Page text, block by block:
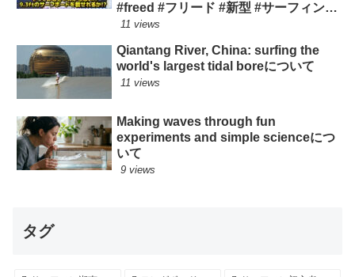
#freed #フリード #新型 #サーフィン
ロングボード
11 views
Qiantang River, China: surfing the
world's largest tidal boreについて
11 views
Making waves through fun
experiments and simple scienceにつ
いて
9 views
タグ